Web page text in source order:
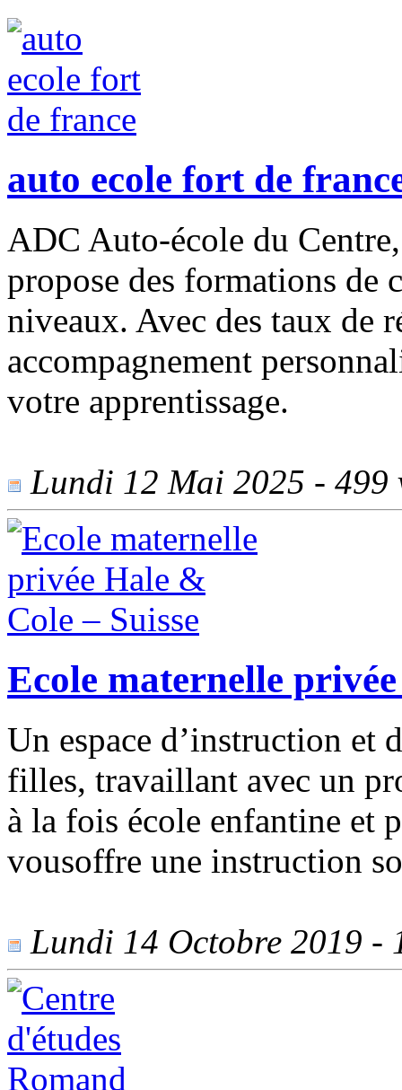
auto ecole fort de
ADC Auto-école du
propose des formations de
niveaux. Avec des taux de
accompagnement
votre apprentissage.
Lundi 12 Mai 2025 - 499
Ecole maternelle
Un espace d’instruction et
filles, travaillant avec un
à la fois école enfantine et
vousoffre une instruction
Lundi 14 Octobre 2019 -